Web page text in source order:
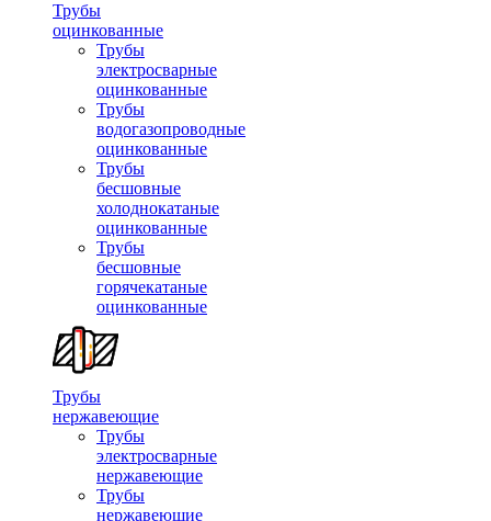
Трубы
оцинкованные
Трубы
электросварные
оцинкованные
Трубы
водогазопроводные
оцинкованные
Трубы
бесшовные
холоднокатаные
оцинкованные
Трубы
бесшовные
горячекатаные
оцинкованные
Трубы
нержавеющие
Трубы
электросварные
нержавеющие
Трубы
нержавеющие